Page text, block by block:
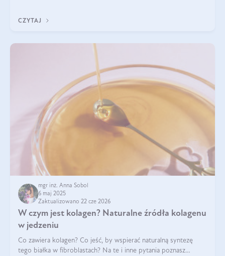
CZYTAJ
mgr inż. Anna Sobol
6 maj 2025
Zaktualizowano 22 cze 2026
W czym jest kolagen? Naturalne źródła kolagenu
w jedzeniu
Co zawiera kolagen? Co jeść, by wspierać naturalną syntezę
tego białka w fibroblastach? Na te i inne pytania poznasz